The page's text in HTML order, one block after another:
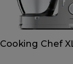
Cooking Chef